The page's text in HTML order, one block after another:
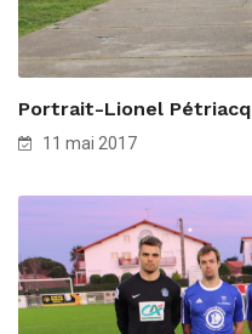
Portrait-Lionel Pétriacq
11 mai 2017